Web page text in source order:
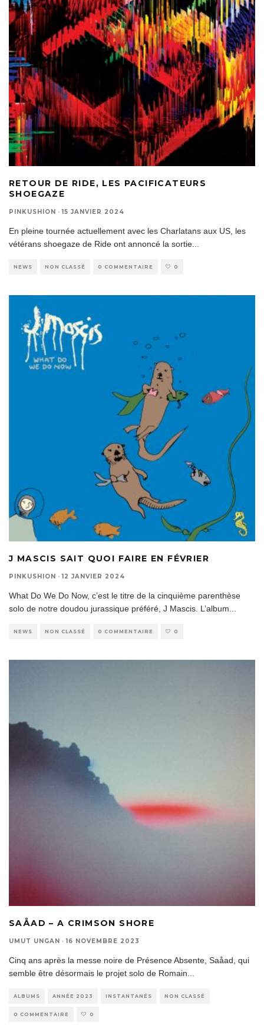
RETOUR DE RIDE, LES PACIFICATEURS
SHOEGAZE
PINKUSHION · 15 JANVIER 2024
En pleine tournée actuellement avec les Charlatans aux US, les
vétérans shoegaze de Ride ont annoncé la sortie
NEWS NON CLASSÉ 0 COMMENTAIRE 0
J MASCIS SAIT QUOI FAIRE EN FÉVRIER
PINKUSHION · 12 JANVIER 2024
What Do We Do Now, c’est le titre de la cinquième parenthèse
solo de notre doudou jurassique préféré, J Mascis. L’album
NEWS NON CLASSÉ 0 COMMENTAIRE 0
SAÅAD – A CRIMSON SHORE
UMUT UNGAN · 16 NOVEMBRE 2023
Cinq ans après la messe noire de Présence Absente, Saåad, qui
semble être désormais le projet solo de Romain
ALBUMS ANNÉE 2023 INSTANTANÉS NON CLASSÉ
0 COMMENTAIRE 0